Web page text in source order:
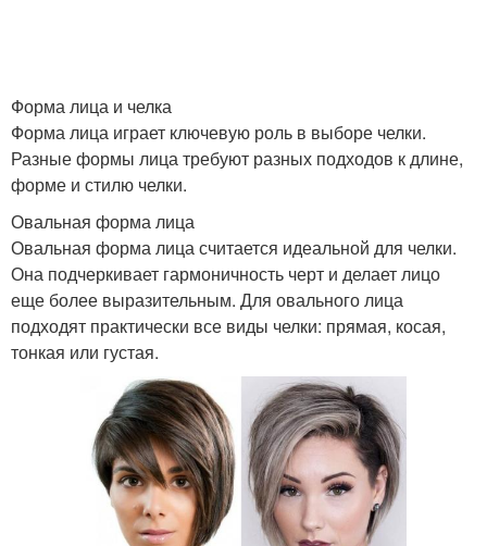
Форма лица и челка
Форма лица играет ключевую роль в выборе челки.
Разные формы лица требуют разных подходов к длине,
форме и стилю челки.
Овальная форма лица
Овальная форма лица считается идеальной для челки.
Она подчеркивает гармоничность черт и делает лицо
еще более выразительным. Для овального лица
подходят практически все виды челки: прямая, косая,
тонкая или густая.